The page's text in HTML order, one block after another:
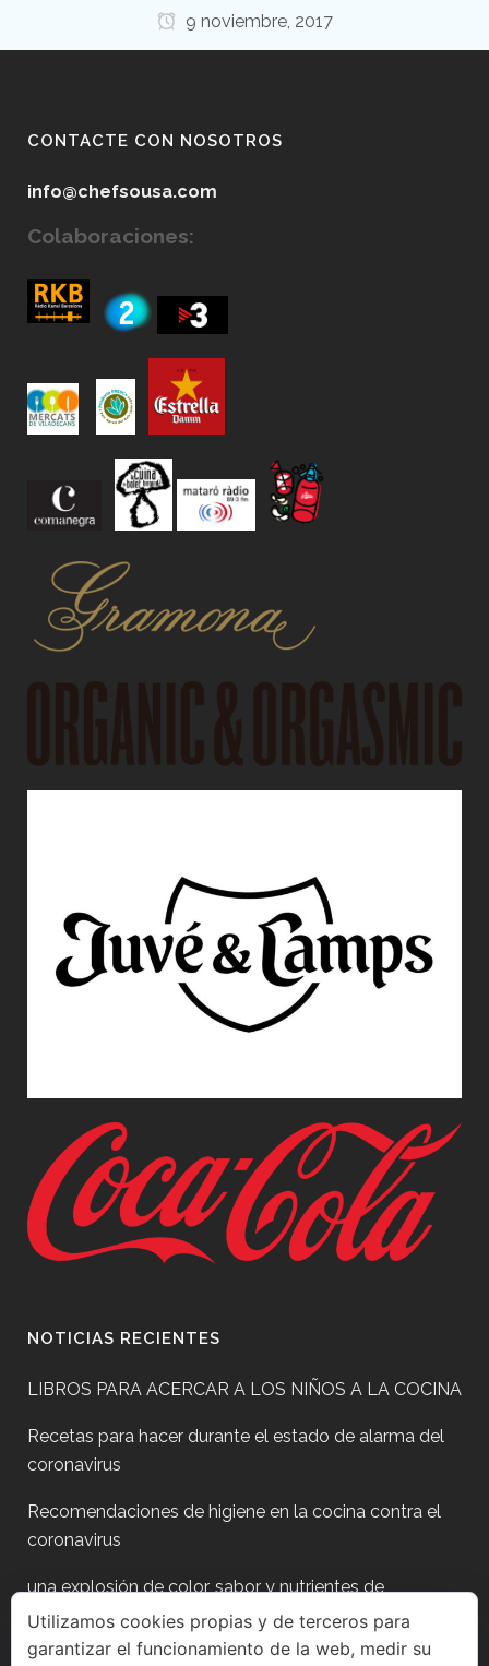
9 noviembre, 2017
CONTACTE CON NOSOTROS
info@chefsousa.com
Colaboraciones:
NOTICIAS RECIENTES
LIBROS PARA ACERCAR A LOS NIÑOS A LA COCINA
Recetas para hacer durante el estado de alarma del
coronavirus
Recomendaciones de higiene en la cocina contra el
coronavirus
una explosión de color, sabor y nutrientes de
temporada
Utilizamos cookies propias y de terceros para
garantizar el funcionamiento de la web, medir su